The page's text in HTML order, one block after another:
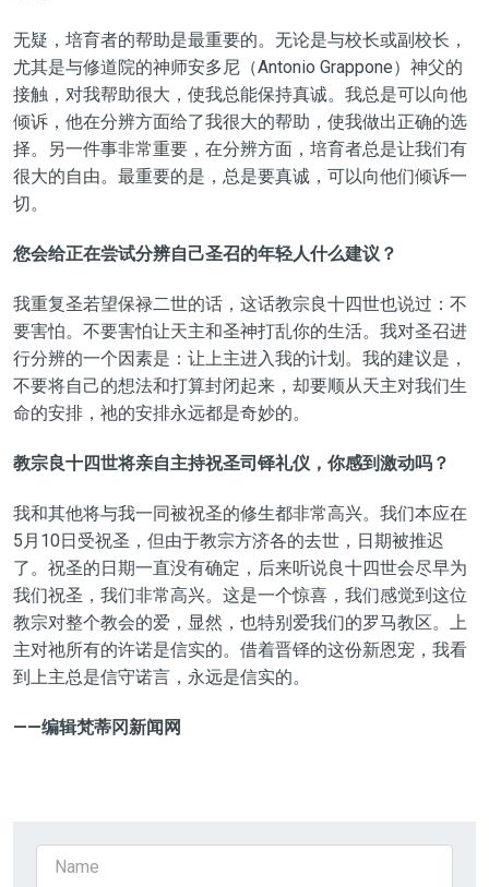
无疑，培育者的帮助是最重要的。无论是与校长或副校长，
尤其是与修道院的神师安多尼（Antonio Grappone）神父的
接触，对我帮助很大，使我总能保持真诚。我总是可以向他
倾诉，他在分辨方面给了我很大的帮助，使我做出正确的选
择。另一件事非常重要，在分辨方面，培育者总是让我们有
很大的自由。最重要的是，总是要真诚，可以向他们倾诉一
切。
您会给正在尝试分辨自己圣召的年轻人什么建议？
我重复圣若望保禄二世的话，这话教宗良十四世也说过：不
要害怕。不要害怕让天主和圣神打乱你的生活。我对圣召进
行分辨的一个因素是：让上主进入我的计划。我的建议是，
不要将自己的想法和打算封闭起来，却要顺从天主对我们生
命的安排，祂的安排永远都是奇妙的。
教宗良十四世将亲自主持祝圣司铎礼仪，你感到激动吗？
我和其他将与我一同被祝圣的修生都非常高兴。我们本应在
5月10日受祝圣，但由于教宗方济各的去世，日期被推迟
了。祝圣的日期一直没有确定，后来听说良十四世会尽早为
我们祝圣，我们非常高兴。这是一个惊喜，我们感觉到这位
教宗对整个教会的爱，显然，也特别爱我们的罗马教区。上
主对祂所有的许诺是信实的。借着晋铎的这份新恩宠，我看
到上主总是信守诺言，永远是信实的。
——编辑梵蒂冈新闻网